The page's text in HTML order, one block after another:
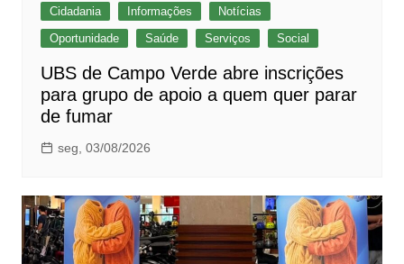
Cidadania Informações
Notícias
Oportunidade
Saúde Serviços Social
UBS de Campo Verde abre inscrições
para grupo de apoio a quem quer parar
de fumar
seg, 03/08/2026